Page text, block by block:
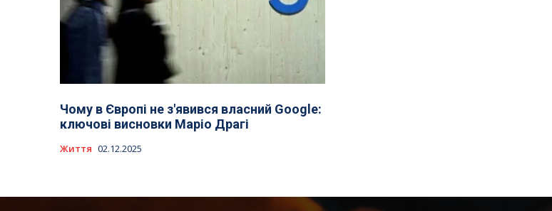
Чому в Європі не з'явився власний Google:
ключові висновки Маріо Драгі
Життя 02.12.2025